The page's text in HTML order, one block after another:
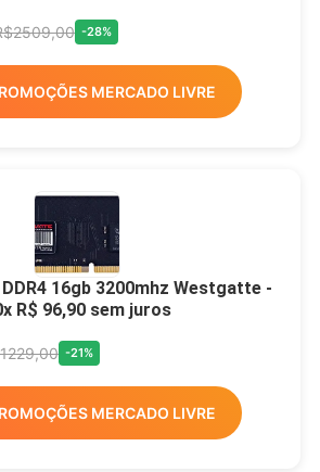
-28%
MERCADO LIVRE
16gb 3200mhz Westgatte -
R$ 96,90 sem juros
-21%
MERCADO LIVRE